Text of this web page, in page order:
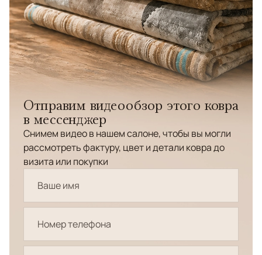
Отправим видеообзор этого ковра
в мессенджер
Снимем видео в нашем салоне, чтобы вы могли
рассмотреть фактуру, цвет и детали ковра до
визита или покупки